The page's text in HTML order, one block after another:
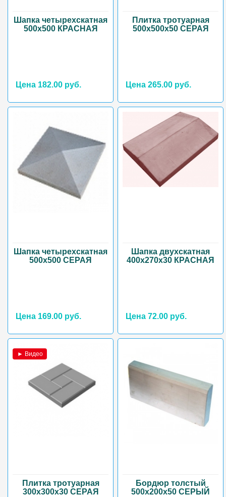
Шапка четырехскатная
500х500 КРАСНАЯ
Цена 182.00 руб.
Плитка тротуарная
500х500х50 СЕРАЯ
Цена 265.00 руб.
Шапка четырехскатная
500х500 СЕРАЯ
Цена 169.00 руб.
Шапка двухскатная
400х270х30 КРАСНАЯ
Цена 72.00 руб.
► Видео
Плитка тротуарная
300х300х30 СЕРАЯ
Бордюр толстый
500х200х50 СЕРЫЙ